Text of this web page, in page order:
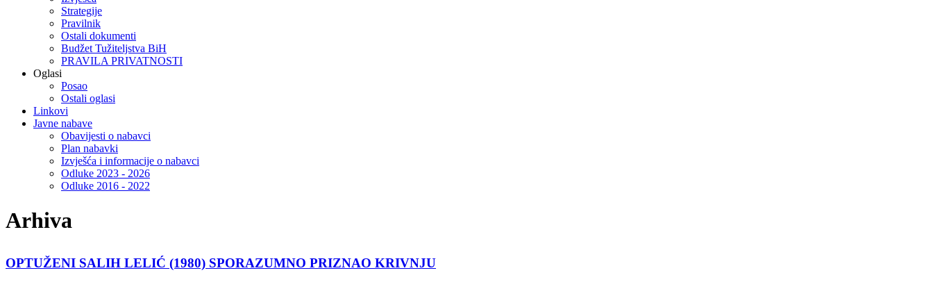
Strategije
Pravilnik
Ostali dokumenti
Budžet Tužiteljstva BiH
PRAVILA PRIVATNOSTI
Oglasi
Posao
Ostali oglasi
Linkovi
Javne nabave
Obavijesti o nabavci
Plan nabavki
Izvješća i informacije o nabavci
Odluke 2023 - 2026
Odluke 2016 - 2022
Arhiva
OPTUŽENI SALIH LELIĆ (1980) SPORAZUMNO PRIZNAO KRIVNJU